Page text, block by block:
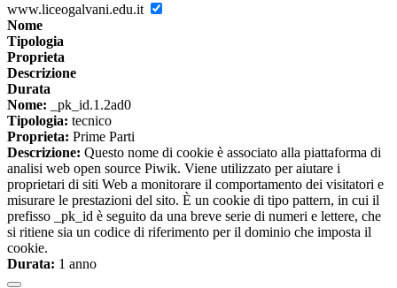
www.liceogalvani.edu.it
Nome
Tipologia
Proprieta
Descrizione
Durata
Nome: _pk_id.1.2ad0
Tipologia: tecnico
Proprieta: Prime Parti
Descrizione: Questo nome di cookie è associato alla piattaforma di
analisi web open source Piwik. Viene utilizzato per aiutare i
proprietari di siti Web a monitorare il comportamento dei visitatori e
misurare le prestazioni del sito. È un cookie di tipo pattern, in cui il
prefisso _pk_id è seguito da una breve serie di numeri e lettere, che
si ritiene sia un codice di riferimento per il dominio che imposta il
cookie.
Durata: 1 anno